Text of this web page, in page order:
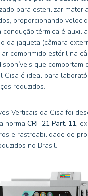
para esterilizar
proporcionando
condução térmica é
da jaqueta (câmara
comprimido estéril na
que comportam
Cisa é ideal para
reduzidos.
Verticais da Cisa foi
norma CRF 21 Part. 11,
e rastreabilidade de
no Brasil.